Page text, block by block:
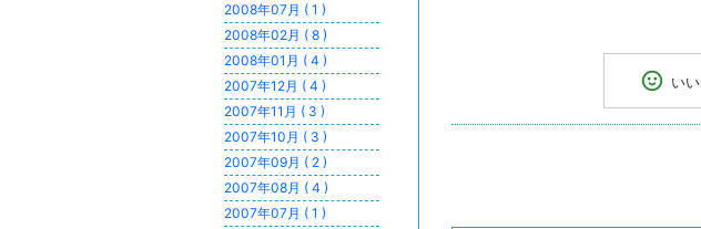
い
2008年07月 ( 1 )
2008年02月 ( 8 )
2008年01月 ( 4 )
2007年12月 ( 4 )
2007年11月 ( 3 )
2007年10月 ( 3 )
2007年09月 ( 2 )
2007年08月 ( 4 )
2007年07月 ( 1 )